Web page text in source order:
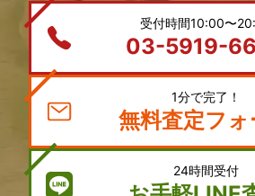
受付時間10:00〜
03-5919-
1分で完了！
無料査定フォ
24時間受付